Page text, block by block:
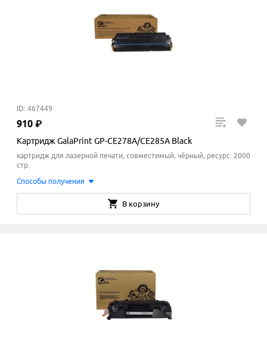
ID: 467449
910 ₽
Картридж GalaPrint GP-CE278A/CE285A Black
картридж для лазерной печати, совместимый, чёрный, ресурс: 2000
стр.
Способы получения
В корзину